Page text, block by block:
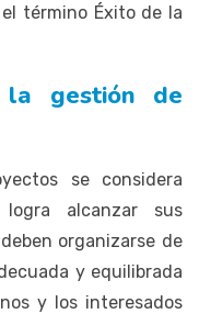
término Éxito de la
gestión de
se considera
alcanzar sus
organizarse de
y equilibrada
y los interesados